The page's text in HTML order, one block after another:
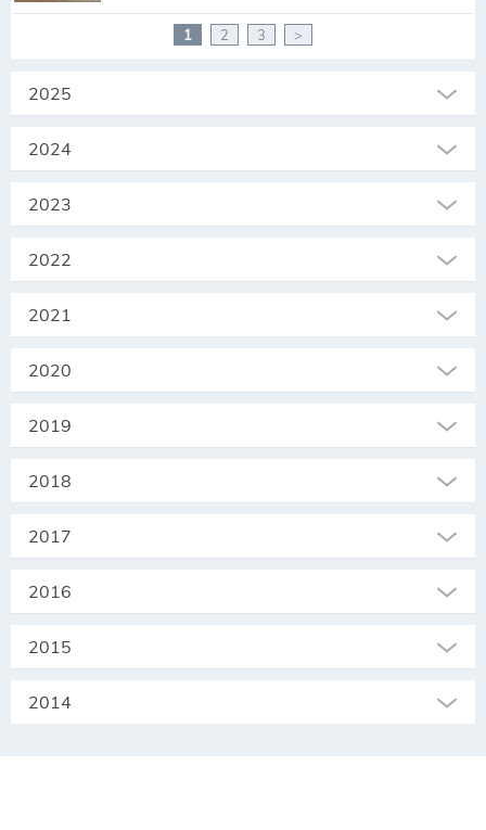
1 2 3 >
2025
2024
2023
2022
2021
2020
2019
2018
2017
2016
2015
2014